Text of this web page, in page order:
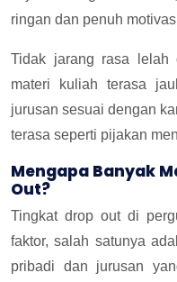
ringan dan penuh
Tidak jarang rasa lelah
materi kuliah terasa
jurusan sesuai dengan
terasa seperti pijakan
Mengapa Banyak
Out?
Tingkat drop out di
faktor, salah satunya
pribadi dan jurusan